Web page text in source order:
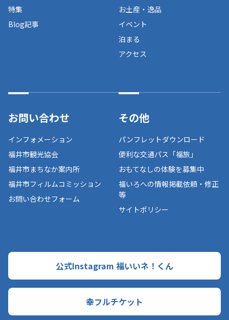
特集
Blog記事
お土産・逸品
イベント
泊まる
アクセス
お問い合わせ
インフォメーション
福井市観光協会
福井市まちなか案内所
福井市フィルムコミッション
お問い合わせフォーム
その他
パンフレットダウンロード
便利な交通パス「福旅」
おもてなしの体験を募集中
福いろへの情報掲載依頼・修正
等
サイトポリシー
公式Instagram 福いいネ！くん
幸フルチケット